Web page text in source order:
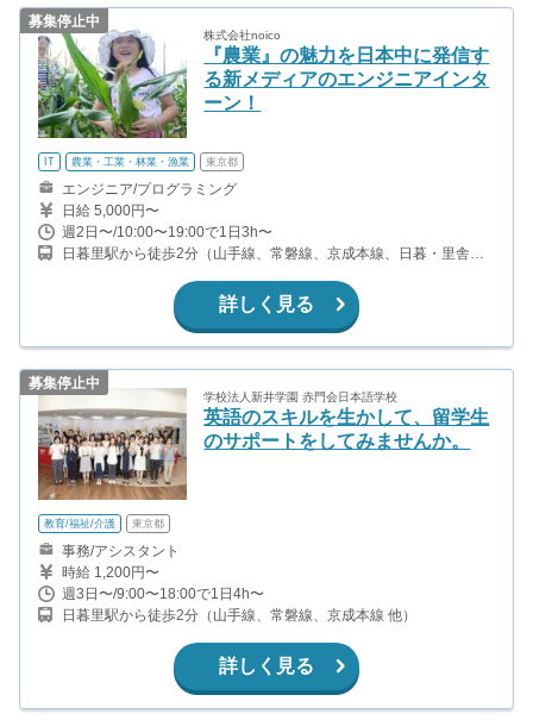
募集停止中
株式会社noico
『農業』の魅力を日本中に発信す
る新メディアのエンジニアインタ
ーン！
IT 農業・工業・林業・漁業 東京都
エンジニア/プログラミング
日給 5,000円〜
週2日〜/10:00〜19:00で1日3h〜
日暮里駅から徒歩2分（山手線、常磐線、京成本線、日暮・里舎人
詳しく見る
募集停止中
学校法人新井学園 赤門会日本語学校
英語のスキルを生かして、留学生
のサポートをしてみませんか。
教育/福祉/介護 東京都
事務/アシスタント
時給 1,200円〜
週3日〜/9:00〜18:00で1日4h〜
日暮里駅から徒歩2分（山手線、常磐線、京成本線 他）
詳しく見る